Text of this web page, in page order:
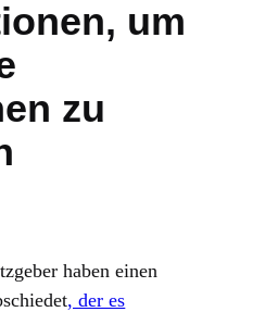
um
zu
haben einen
, der es